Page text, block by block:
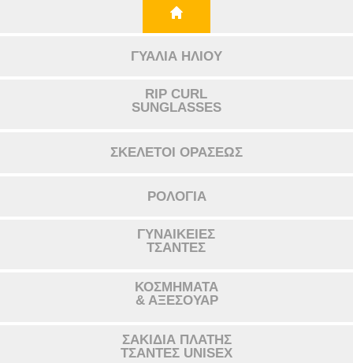
ΓΥΑΛΙΑ ΗΛΙΟΥ
RIP CURL
SUNGLASSES
ΣΚΕΛΕΤΟΙ ΟΡΑΣΕΩΣ
ΡΟΛΟΓΙΑ
ΓΥΝΑΙΚΕΙΕΣ
ΤΣΑΝΤΕΣ
ΚΟΣΜΗΜΑΤΑ
& ΑΞΕΣΟΥΑΡ
ΣΑΚΙΔΙΑ ΠΛΑΤΗΣ
ΤΣΑΝΤΕΣ UNISEX